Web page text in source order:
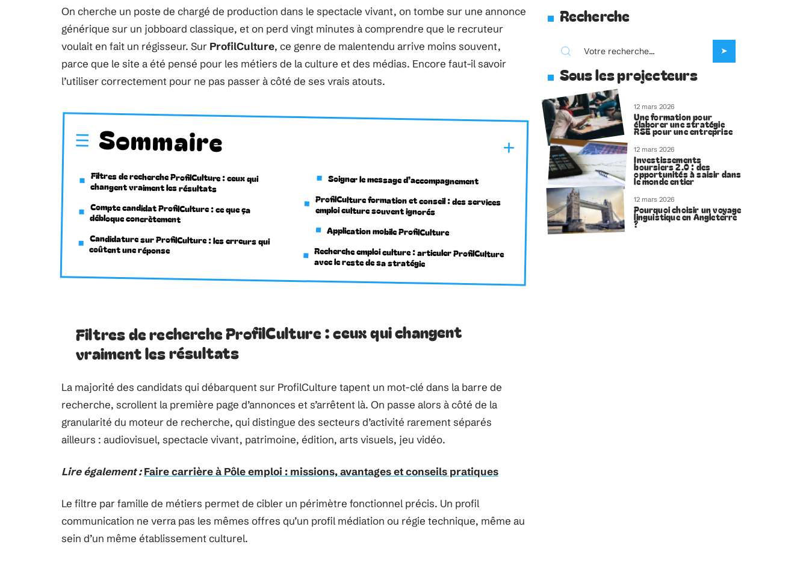
On cherche un poste de chargé de production dans le spectacle vivant, on tombe sur une annonce
générique sur un jobboard classique, et on perd vingt minutes à comprendre que le recruteur
voulait en fait un régisseur. Sur ProfilCulture, ce genre de malentendu arrive moins souvent,
parce que le site a été pensé pour les métiers de la culture et des médias. Encore faut-il savoir
l’utiliser correctement pour ne pas passer à côté de ses vrais atouts.
Sommaire
Filtres de recherche ProfilCulture : ceux qui
changent vraiment les résultats
Compte candidat ProfilCulture : ce que ça
débloque concrètement
Candidature sur ProfilCulture : les erreurs qui
coûtent une réponse
Soigner le message d’accompagnement
ProfilCulture formation et conseil : des services
emploi culture souvent ignorés
Application mobile ProfilCulture
Recherche emploi culture : articuler ProfilCulture
avec le reste de sa stratégie
Filtres de recherche ProfilCulture : ceux qui changent
vraiment les résultats
La majorité des candidats qui débarquent sur ProfilCulture tapent un mot-clé dans la barre de
recherche, scrollent la première page d’annonces et s’arrêtent là. On passe alors à côté de la
granularité du moteur de recherche, qui distingue des secteurs d’activité rarement séparés
ailleurs : audiovisuel, spectacle vivant, patrimoine, édition, arts visuels, jeu vidéo.
Lire également : Faire carrière à Pôle emploi : missions, avantages et conseils pratiques
Le filtre par famille de métiers permet de cibler un périmètre fonctionnel précis. Un profil
communication ne verra pas les mêmes offres qu’un profil médiation ou régie technique, même au
sein d’un même établissement culturel.
Recherche
Sous les projecteurs
12 mars 2026
Une formation pour
élaborer une stratégie
RSE pour une entreprise
12 mars 2026
Investissements
boursiers 2.0 : des
opportunités à saisir dans
le monde entier
12 mars 2026
Pourquoi choisir un voyage
linguistique en Angleterre
?